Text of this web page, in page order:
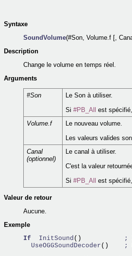
Syntaxe
SoundVolume(#Son, Volume.f [,
Description
Change le volume en temps réel.
Arguments
#Son
Le Son à utiliser.
Si #PB_All
est
Volume.f
Le nouveau volume.
Les valeurs valides
Canal
(optionnel)
Le canal à utiliser.
C'est la valeur
Si #PB_All est
Valeur de retour
Aucune.
Exemple
If
InitSound ()
;
  UseOGGSoundDecoder
()
;